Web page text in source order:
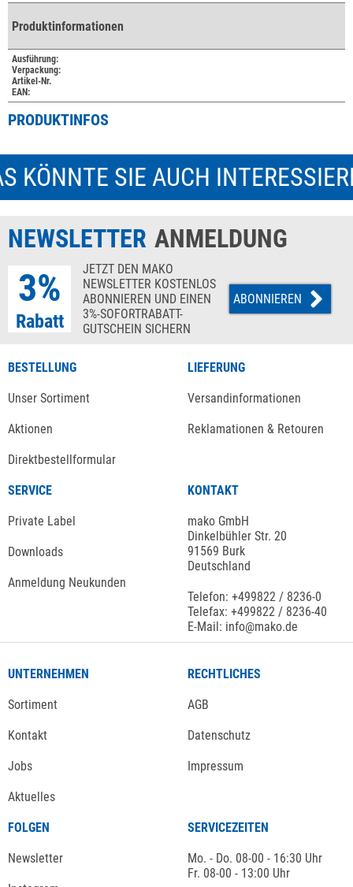
Produktinformationen
Ausführung:
Verpackung:
Artikel-Nr.
EAN:
PRODUKTINFOS
KÖNNTE SIE AUCH
NEWSLETTER ANMELDUNG
3%
Rabatt
JETZT DEN MAKO
NEWSLETTER KOSTENLOS
ABONNIEREN UND EINEN
3%-SOFORTRABATT-
GUTSCHEIN SICHERN
ABONNIEREN
BESTELLUNG
Unser Sortiment
Aktionen
Direktbestellformular
LIEFERUNG
Versandinformationen
Reklamationen & Retouren
SERVICE
Private Label
Downloads
Anmeldung Neukunden
KONTAKT
mako GmbH
Dinkelbühler Str. 20
91569 Burk
Deutschland
Telefon: +499822 / 8236-0
Telefax: +499822 / 8236-40
E-Mail: info@mako.de
UNTERNEHMEN
Sortiment
Kontakt
Jobs
Aktuelles
RECHTLICHES
AGB
Datenschutz
Impressum
FOLGEN
Newsletter
SERVICEZEITEN
Mo. - Do. 08-00 - 16:30 Uhr
Fr. 08-00 - 13:00 Uhr